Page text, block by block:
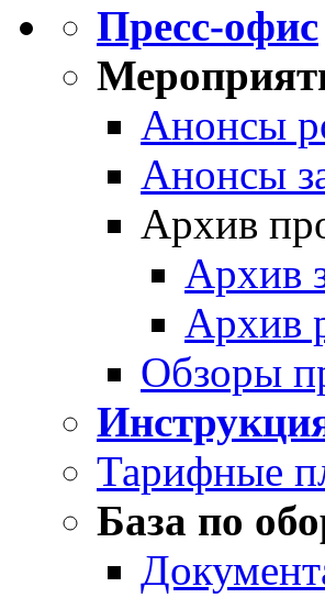
Пресс-офис
Анонсы
Анонсы
Архив
Архив
Архив
Обзоры
Тарифные
База по